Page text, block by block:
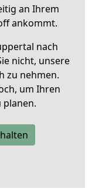
an Ihrem
ankommt.
nach
nicht, unsere
zu nehmen.
um Ihren
planen.